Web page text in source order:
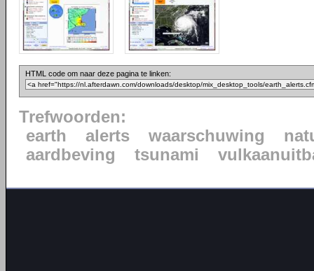
HTML code om naar deze pagina te linken:
Trefwoorden:
earth
alerts waarschuwing
aardbeving
tsunami